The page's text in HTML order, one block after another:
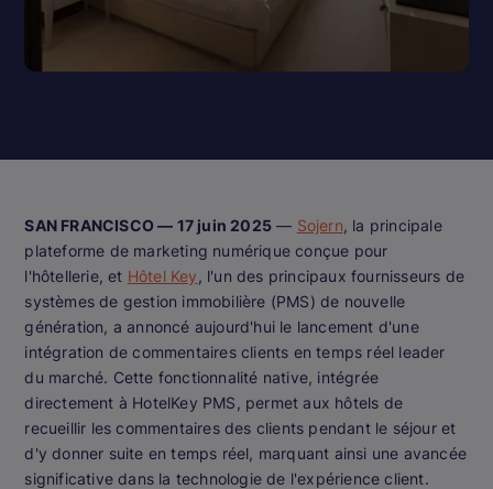
SAN FRANCISCO — 17 juin 2025 — Sojern, la principale
plateforme de marketing numérique conçue pour
l'hôtellerie, et Hôtel Key , l'un des principaux fournisseurs de
systèmes de gestion immobilière (PMS) de nouvelle
génération, a annoncé aujourd'hui le lancement d'une
intégration de commentaires clients en temps réel leader
du marché. Cette fonctionnalité native, intégrée
directement à HotelKey PMS, permet aux hôtels de
recueillir les commentaires des clients pendant le séjour et
d'y donner suite en temps réel, marquant ainsi une avancée
significative dans la technologie de l'expérience client.